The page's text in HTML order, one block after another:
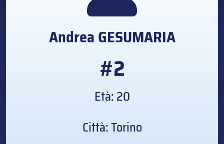
AndreaGESUMARIA
#2
Età: 20
Città: Torino